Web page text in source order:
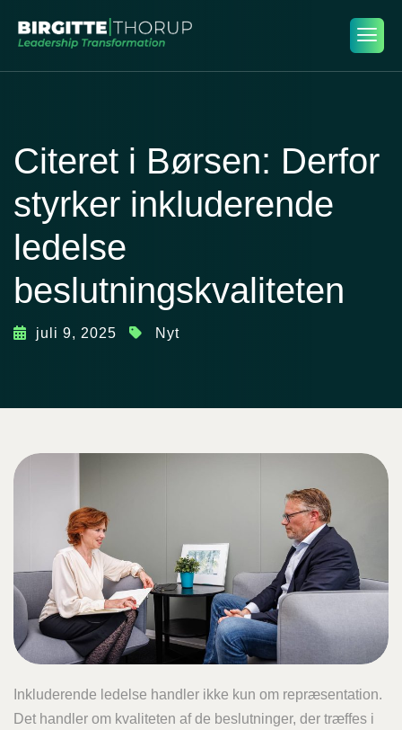
Citeret i Børsen: Derfor
styrker inkluderende
ledelse
beslutningskvaliteten
juli 9, 2025 Nyt
Inkluderende ledelse handler ikke kun om repræsentation.
Det handler om kvaliteten af de beslutninger, der træffes i